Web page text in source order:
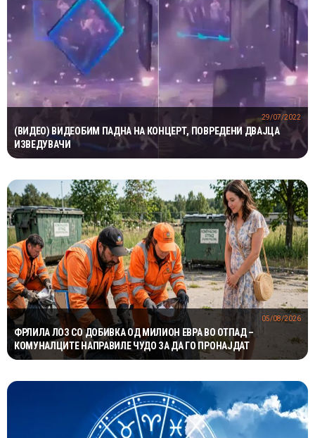
(ВИДЕО) ВИДЕОБИМ ПАДНА НА КОНЦЕРТ, ПОВРЕДЕНИ ДВАЈЦА
ИЗВЕДУВАЧИ
29/07/2022
ФРЛИЛА ЛОЗ СО ДОБИВКА ОД МИЛИОН ЕВРА ВО ОТПАД –
КОМУНАЛЦИТЕ НАПРАВИЛЕ ЧУДО ЗА ДА ГО ПРОНАЈДАТ
05/08/2026